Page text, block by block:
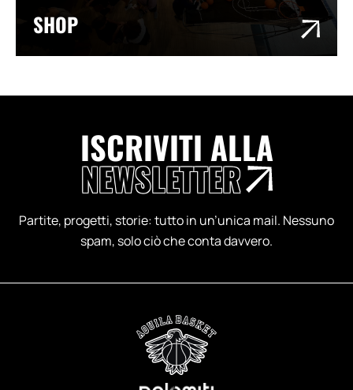
SHOP
ISCRIVITI ALLA
NEWSLETTER
Partite, progetti, storie: tutto in un’unica mail. Nessuno
spam, solo ciò che conta davvero.